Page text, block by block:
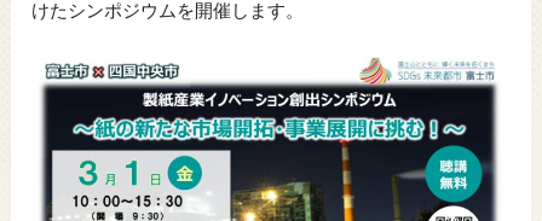
けたシンポジウムを開催します。